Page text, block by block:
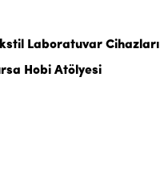
Laboratuvar Cihazları
Hobi Atölyesi